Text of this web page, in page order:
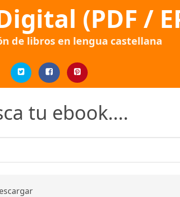
(PDF /
de libros en lengua castellana
tu ebook....